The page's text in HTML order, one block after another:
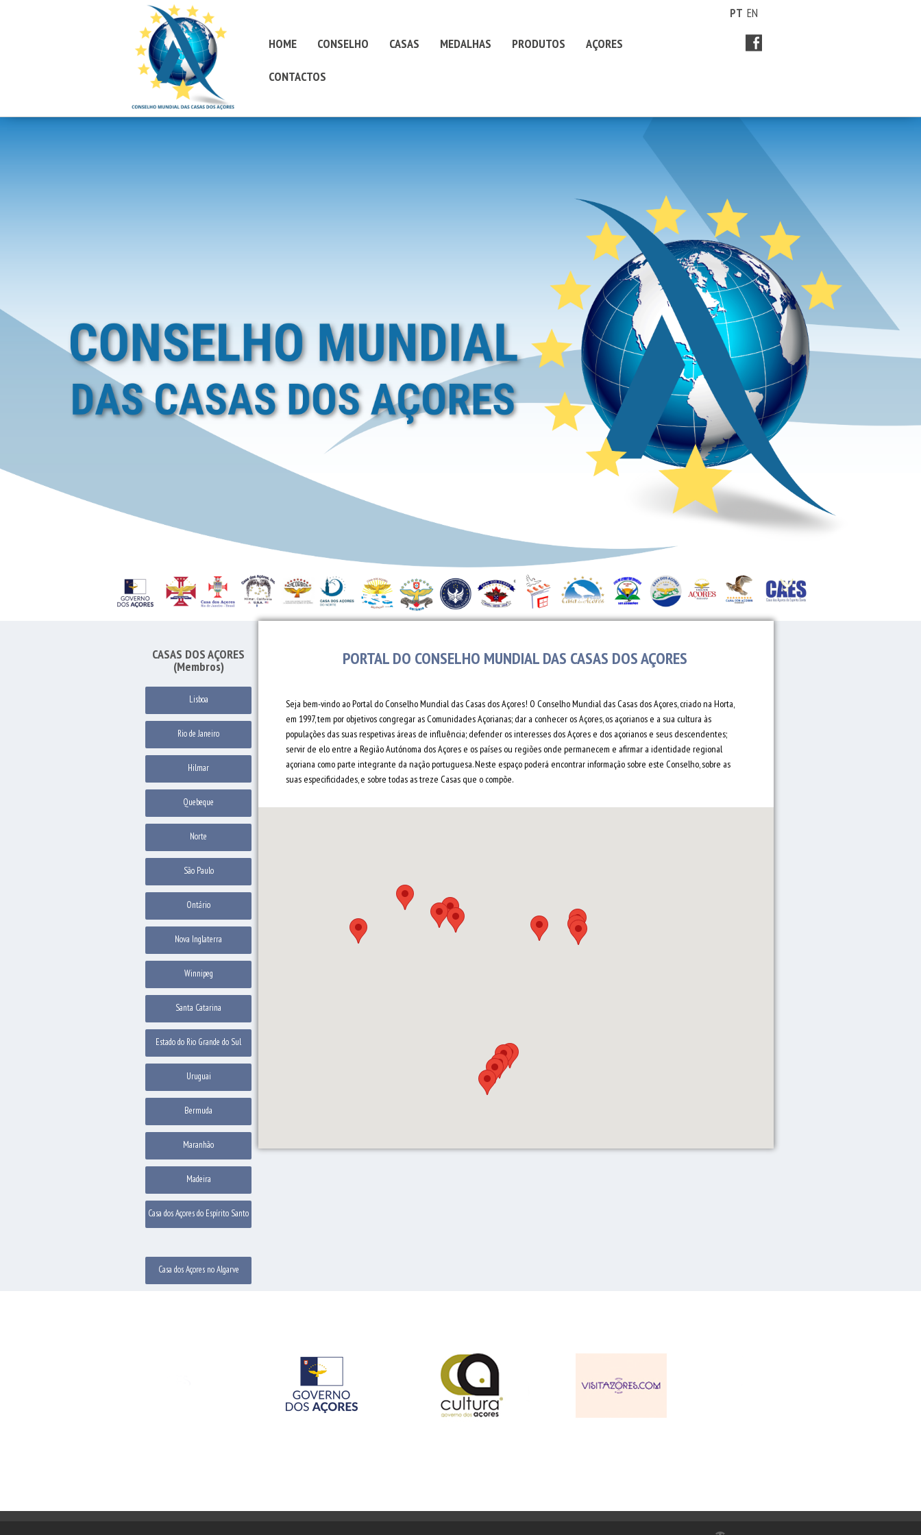
HOME CONSELHO CASAS MEDALHAS PRODUTOS AÇORES
CONTACTOS
PT EN
CASAS DOS AÇORES
(Membros)
Lisboa
Rio de Janeiro
Hilmar
Quebeque
Norte
São Paulo
Ontário
Nova Inglaterra
Winnipeg
Santa Catarina
Estado do Rio Grande do Sul
Uruguai
Bermuda
Maranhão
Madeira
Casa dos Açores do Espírito Santo
Casa dos Açores no Algarve
PORTAL DO CONSELHO MUNDIAL DAS CASAS DOS AÇORES
Seja bem-vindo ao Portal do Conselho Mundial das Casas dos Açores! O Conselho Mundial das Casas dos Açores, criado na Horta,
em 1997, tem por objetivos congregar as Comunidades Açorianas; dar a conhecer os Açores, os açorianos e a sua cultura às
populações das suas respetivas áreas de influência; defender os interesses dos Açores e dos açorianos e seus descendentes;
servir de elo entre a Região Autónoma dos Açores e os países ou regiões onde permanecem e afirmar a identidade regional
açoriana como parte integrante da nação portuguesa. Neste espaço poderá encontrar informação sobre este Conselho, sobre as
suas especificidades, e sobre todas as treze Casas que o compõe.